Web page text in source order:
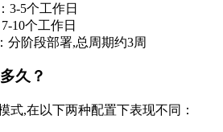
3-5个工作日
10个工作日
分阶段部署,总周期约3周
久？
式,在以下两种配置下表现不同：